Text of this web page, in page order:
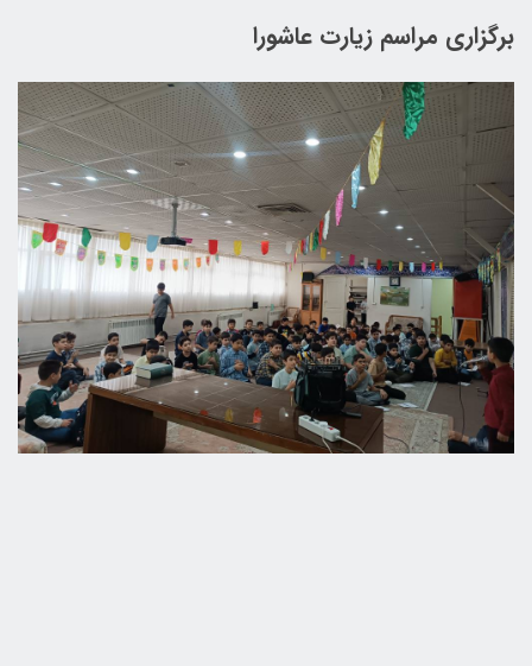
برگزاری مراسم زیارت عاشورا